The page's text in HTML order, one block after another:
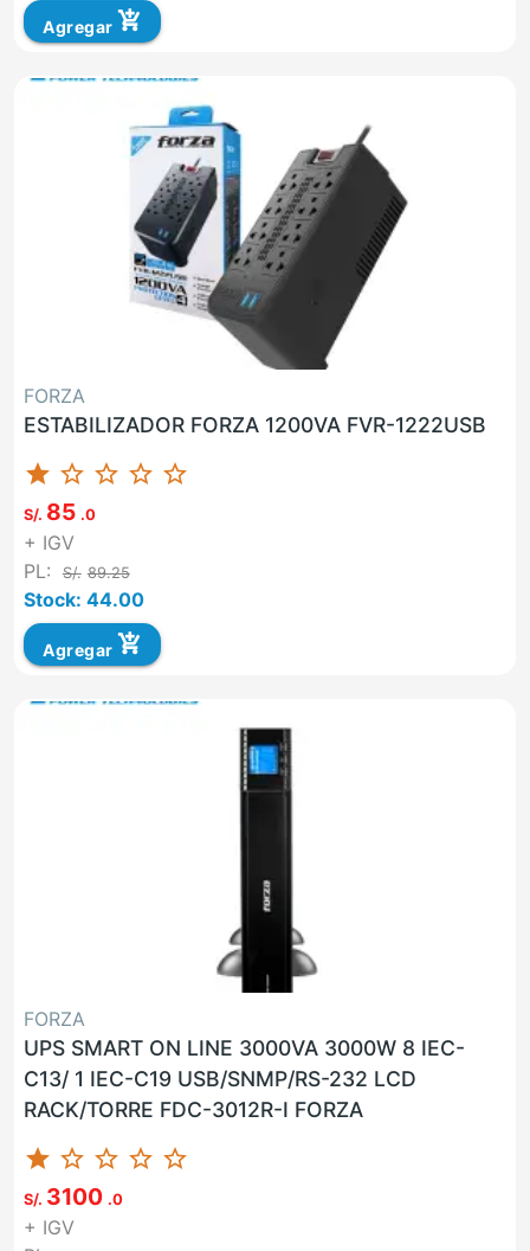
Agregar add_shopping_cart
FORZA
ESTABILIZADOR FORZA 1200VA FVR-1222USB
star star_border star_border star_border star_border
S/. 85 .0
+ IGV
PL:
S/. 89.25
Stock: 44.00
Agregar add_shopping_cart
FORZA
UPS SMART ON LINE 3000VA 3000W 8 IEC-
C13/ 1 IEC-C19 USB/SNMP/RS-232 LCD
RACK/TORRE FDC-3012R-I FORZA
star star_border star_border star_border star_border
S/. 3100 .0
+ IGV